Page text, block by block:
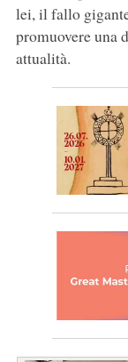
lei, il fallo
promuovere una
attualità.